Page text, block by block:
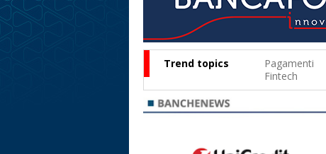
Trend topics Pagamenti
Fintech